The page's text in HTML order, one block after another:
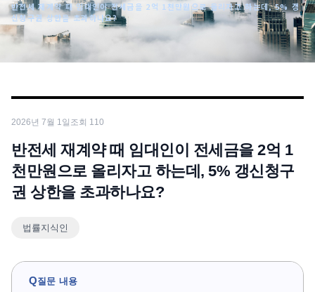
통합검색
사례분석/최신동향
법률정보
소식/자료
언론보도
공지사항
법률서식
반전세 재계약 때 임대인이 전세금을 2억 1천만원으로 올리자고 하는데, 5% 갱
신청구권 상한을 초과하나요?
2026년 7월 1일 조회 110
반전세 재계약 때 임대인이 전세금을 2억 1
천만원으로 올리자고 하는데, 5% 갱신청구
권 상한을 초과하나요?
법률지식인
Q질문 내용